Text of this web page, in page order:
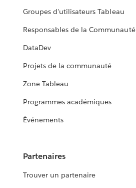
Groupes d'utilisateurs Tableau
Responsables de la Communauté
DataDev
Projets de la communauté
Zone Tableau
Programmes académiques
Événements
Partenaires
Trouver un partenaire